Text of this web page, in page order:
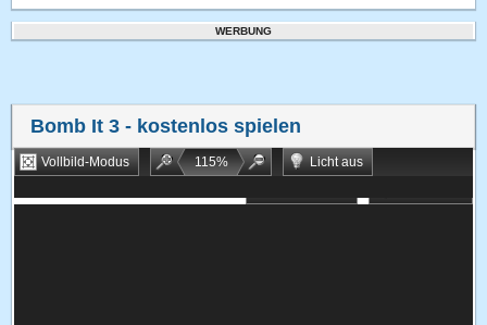
WERBUNG
Bomb It 3 - kostenlos spielen
Vollbild-Modus 115%
Licht aus